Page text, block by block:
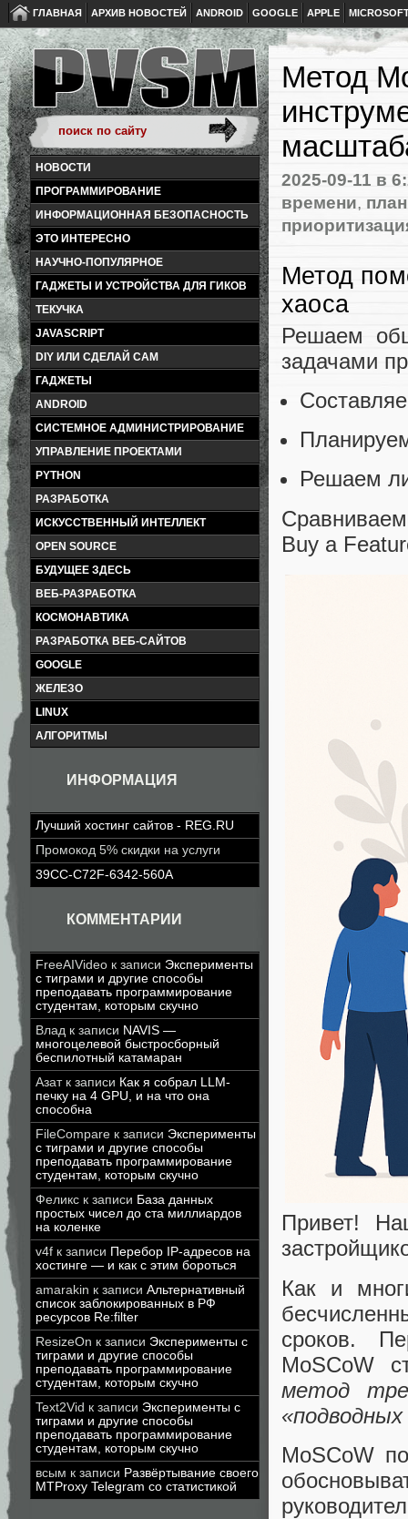
ГЛАВНАЯ АРХИВ НОВОСТЕЙ ANDROID GOOGLE APPLE
НОВОСТИ
ПРОГРАММИРОВАНИЕ
ИНФОРМАЦИОННАЯ БЕЗОПАСНОСТЬ
ЭТО ИНТЕРЕСНО
НАУЧНО-ПОПУЛЯРНОЕ
ГАДЖЕТЫ И УСТРОЙСТВА ДЛЯ ГИКОВ
ТЕКУЧКА
JAVASCRIPT
DIY ИЛИ СДЕЛАЙ САМ
ГАДЖЕТЫ
ANDROID
СИСТЕМНОЕ АДМИНИСТРИРОВАНИЕ
УПРАВЛЕНИЕ ПРОЕКТАМИ
PYTHON
РАЗРАБОТКА
ИСКУССТВЕННЫЙ ИНТЕЛЛЕКТ
OPEN SOURCE
БУДУЩЕЕ ЗДЕСЬ
ВЕБ-РАЗРАБОТКА
КОСМОНАВТИКА
РАЗРАБОТКА ВЕБ-САЙТОВ
GOOGLE
ЖЕЛЕЗО
LINUX
АЛГОРИТМЫ
ИНФОРМАЦИЯ
Лучший хостинг сайтов - REG.RU
Промокод 5% скидки на услуги
39CC-C72F-6342-560A
КОММЕНТАРИИ
FreeAIVideo к записи Эксперименты
с тиграми и другие способы
преподавать программирование
студентам, которым скучно
Влад к записи NAVIS —
многоцелевой быстросборный
беспилотный катамаран
Азатк записи Как я собрал LLM-
печку на 4 GPU, и на что она
способна
FileCompare к записи Эксперименты
с тиграми и другие способы
преподавать программирование
студентам, которым скучно
Феликс к записи База данных
простых чисел до ста миллиардов
на коленке
v4f к записи Перебор IP-адресов на
хостинге — и как с этим бороться
amarakin к записи Альтернативный
список заблокированных в РФ
ресурсов Re:filter
ResizeOn к записи Эксперименты с
тиграми и другие способы
преподавать программирование
студентам, которым скучно
Text2Vid к записи Эксперименты с
тиграми и другие способы
преподавать программирование
студентам, которым скучно
всым к записи Развёртывание своего
MTProxy Telegram со статистикой
Метод
2025-09-11 в
времени,
Метод
хаоса
Решаем
задачами
Решаем
Buy a
Привет!
Как и
сроков.
MoSCoW
метод
MoSCoW